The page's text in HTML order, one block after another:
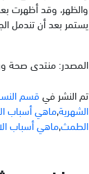
والظهر، وقد أظهرت
يستمر بعد أن تندمل
المصدر: منتدى صحة
تم النشر فيقسم
الشهرية,ماهي أسباب
الطمث,ماهي أسباب